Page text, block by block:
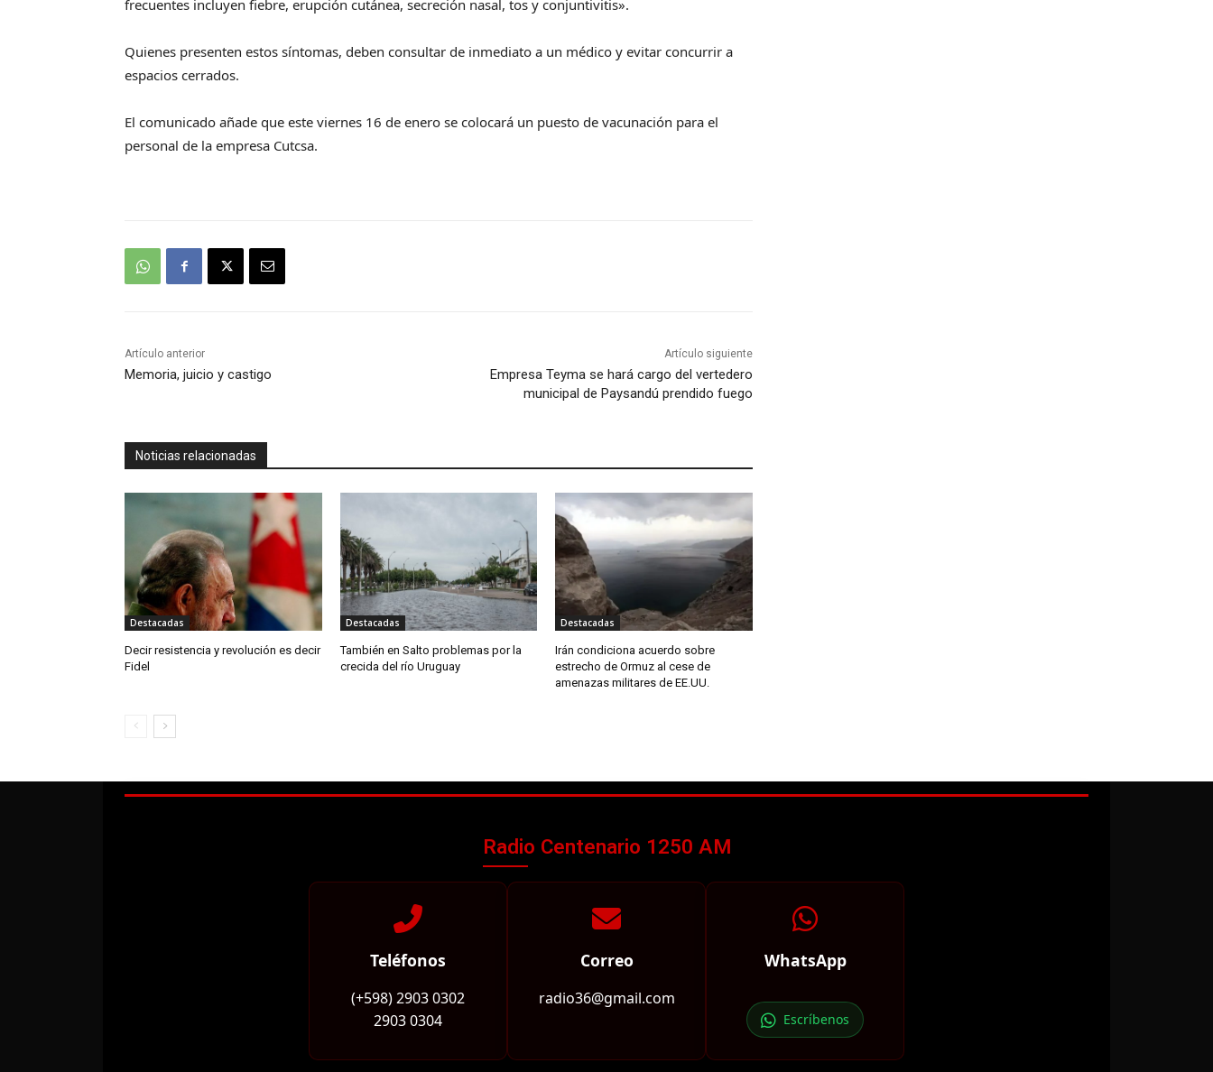
frecuentes incluyen fiebre, erupción cutánea, secreción nasal, tos y conjuntivitis».
Quienes presenten estos síntomas, deben consultar de inmediato a un médico y evitar concurrir a
espacios cerrados.
El comunicado añade que este viernes 16 de enero se colocará un puesto de vacunación para el
personal de la empresa Cutcsa.
Artículo anterior
Memoria, juicio y castigo
Artículo siguiente
Empresa Teyma se hará cargo del vertedero
municipal de Paysandú prendido fuego
Noticias relacionadas
Destacadas
Decir resistencia y revolución es decir
Fidel
Destacadas
También en Salto problemas por la
crecida del río Uruguay
Destacadas
Irán condiciona acuerdo sobre
estrecho de Ormuz al cese de
amenazas militares de EE.UU.
Radio Centenario 1250 AM
Teléfonos
(+598) 2903 0302
2903 0304
Correo
radio36@gmail.com
WhatsApp
Escríbenos